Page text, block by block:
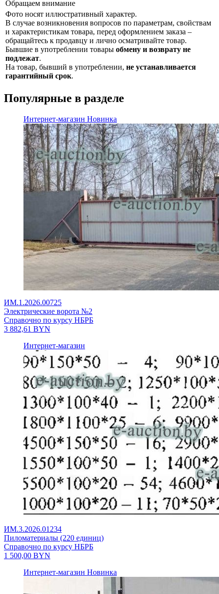
Обращаем внимание
Фото носят иллюстративный характер.
В случае возникновения вопросов по параметрам, свойствам
и характеристикам товара, перед оформлением заказа –
обращайтесь к продавцу и лично осматривайте товар.
Бывшие в употреблении товары обмену и возврату не
подлежат.
На товар, бывший в употреблении, не устанавливается
гарантийный срок.
Популярные в разделе
Интернет-магазин Новинка
ИМ.1.2026.00725
Электрические ворота №2
Справочно по курсу НБРБ
3 882,61 BYN
Интернет-магазин
ИМ.3.2026.01234
Пиломатериалы (220 единиц)
Справочно по курсу НБРБ
1 500,00 BYN
Интернет-магазин Новинка